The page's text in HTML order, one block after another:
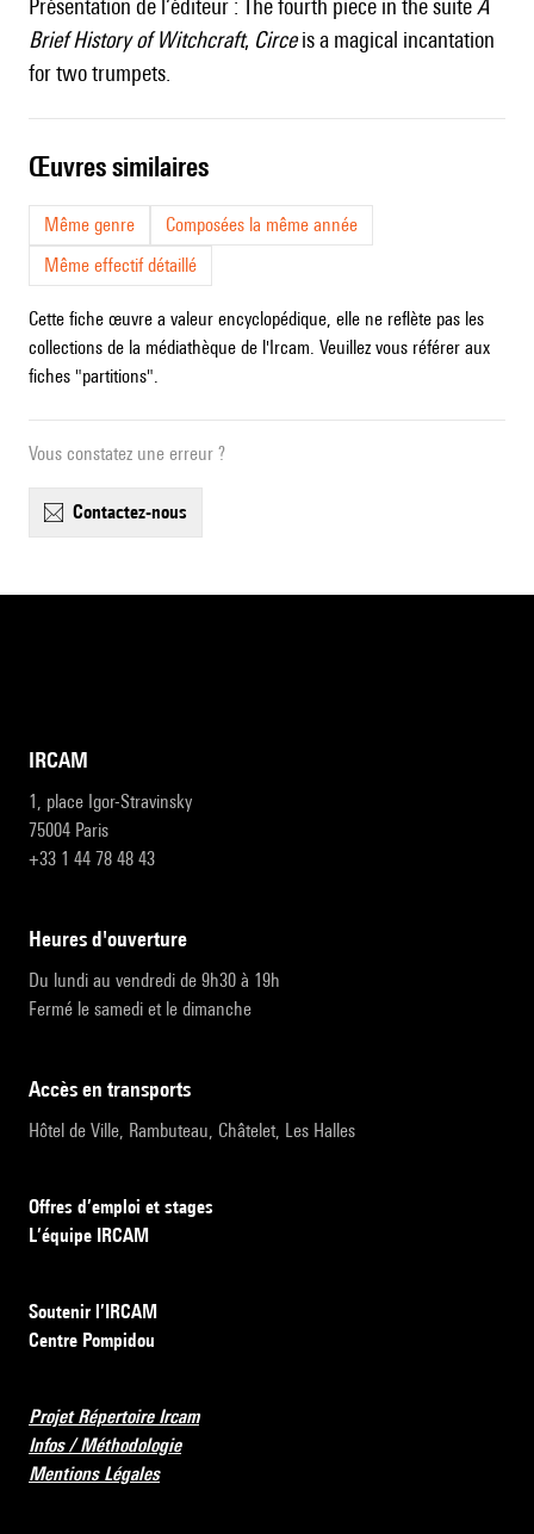
Présentation de l’éditeur : The fourth piece in the suite A
Brief History of Witchcraft, Circeis a magical incantation
for two trumpets.
œuvres similaires
Même genre
Composées la même année
Même effectif détaillé
Cette fiche œuvre a valeur encyclopédique, elle ne reflète pas les
collections de la médiathèque de l'Ircam. Veuillez vous référer aux
fiches "partitions".
Vous constatez une erreur ?
contactez-nous
IRCAM
1, place Igor-Stravinsky
75004 Paris
+33 1 44 78 48 43
heures d'ouverture
Du lundi au vendredi de 9h30 à 19h
Fermé le samedi et le dimanche
accès en transports
Hôtel de Ville, Rambuteau, Châtelet, Les Halles
Offres d’emploi et stages
L’équipe IRCAM
Soutenir l’IRCAM
Centre Pompidou
Projet Répertoire Ircam
Infos / Méthodologie
Mentions Légales